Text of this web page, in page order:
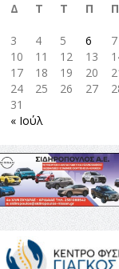
Δ
Τ Τ Π Π
3
4 5 6 7
10
11 12 13
17
18 19 20
24
25 26 27
31
« Ιούλ